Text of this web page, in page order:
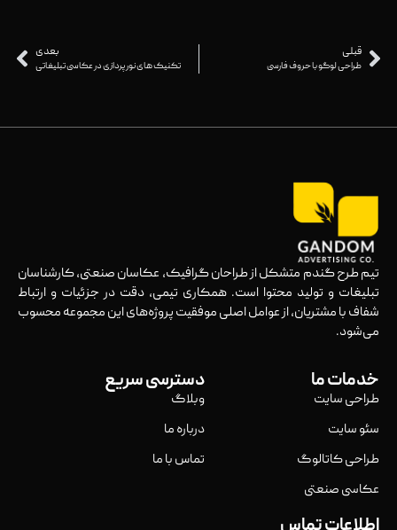
قبلی
طراحی لوگو با حروف فارسی
بعدی
تکنیک های نورپردازی در عکاسی تبلیغاتی
تیم طرح گندم متشکل از طراحان گرافیک، عکاسان صنعتی، کارشناسان
تبلیغات و تولید محتوا است. همکاری تیمی، دقت در جزئیات و ارتباط
شفاف با مشتریان، از عوامل اصلی موفقیت پروژه‌های این مجموعه محسوب
می‌شود.
خدمات ما
طراحی سایت
سئو سایت
طراحی کاتالوگ
عکاسی صنعتی
دسترسی سریع
وبلاگ
درباره ما
تماس با ما